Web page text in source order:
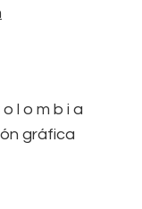
l o m b i a
gráfica